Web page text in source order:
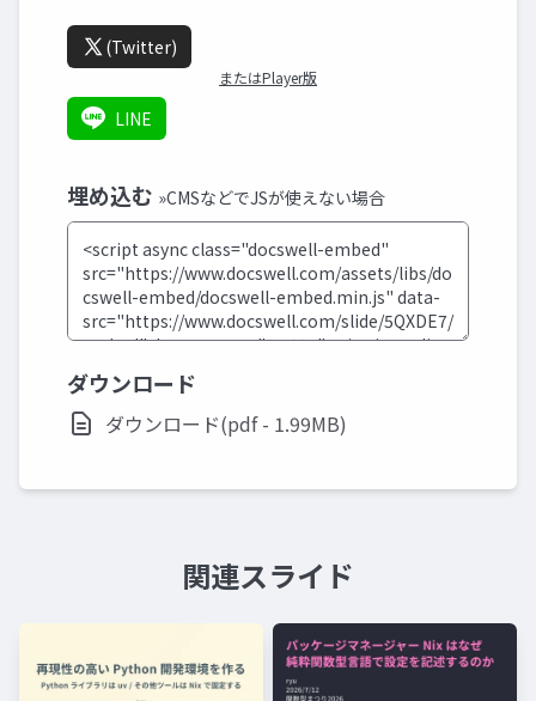
(Twitter)
またはPlayer版
LINE
埋め込む »CMSなどでJSが使えない場合
ダウンロード
ダウンロード(pdf - 1.99MB)
関連スライド